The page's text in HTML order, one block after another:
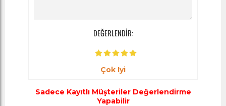
DEĞERLENDİR:
Çok Iyi
Sadece Kayıtlı Müşteriler Değerlendirme
Yapabilir